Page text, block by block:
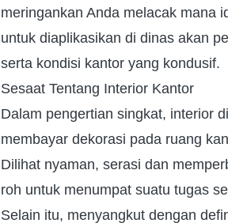
meringankan Anda melacak mana
untuk diaplikasikan di dinas akan
serta kondisi kantor yang kondusif.
Sesaat Tentang Interior Kantor
Dalam pengertian singkat, interior
membayar dekorasi pada ruang
Dilihat nyaman, serasi dan
roh untuk menumpat suatu tugas
Selain itu, menyangkut dengan